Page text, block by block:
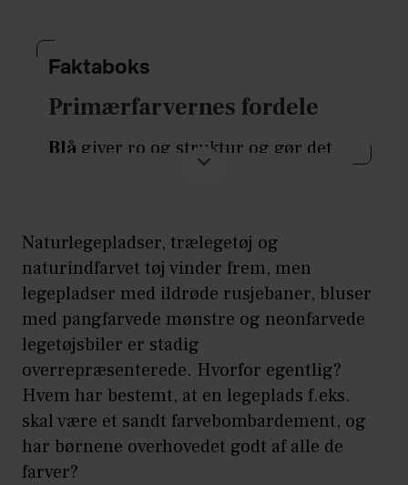
Faktaboks
Primærfarvernes fordele
Blå giver ro og struktur og gør det
man jo endnu ikke de fornødne
erfaringer til at strukturere og
klassificere hændelser, og her er blå
en god støtte. Blåhjælper kort fortalt
til at skabe overblik.
Rødgiver mentalt fokus, og gør det
for barnet muligt at handle målrettet
i verdens virvar af input trods de ofte
modsatrettede impulser, som børn
Naturlegepladser, trælegetøj og
naturindfarvet tøj vinder frem, men
legepladser med ildrøde rusjebaner, bluser
med pangfarvede mønstre og neonfarvede
legetøjsbiler er stadig
overrepræsenterede. Hvorfor egentlig?
Hvem har bestemt, at en legeplads f.eks.
skal være et sandt farvebombardement, og
har børnene overhovedet godt af alle de
farver?